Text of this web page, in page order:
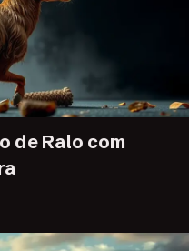
de Ralo com